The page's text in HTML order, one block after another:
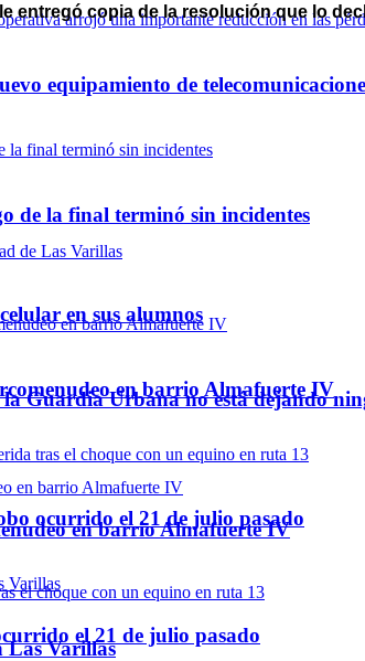
equipamiento de
de la final terminó sin incidentes
en barrio Almafuerte IV
ocurrido el 21 de julio pasado
Las Varillas
entregó copia de la resolución que lo
de Las Varillas
en sus alumnos
Guardia Urbana no está dejando
en barrio Almafuerte IV
el 21 de julio pasado